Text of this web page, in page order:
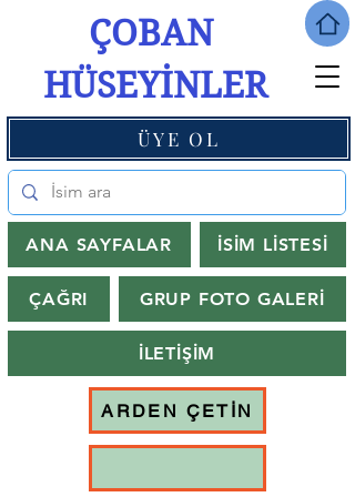
ÇOBAN
HÜSEYİNLER
ANA SAYFALAR İSİM LİSTESİ
ÇAĞRI GRUP FOTO GALERİ
İLETİŞİM
ÜYE OL
ARDEN ÇETİN